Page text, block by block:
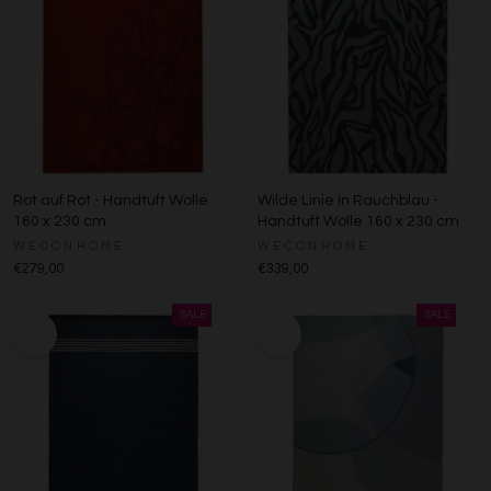
Rot auf Rot - Handtuft Wolle
160 x 230 cm
€279,00
Wilde Linie in Rauchblau -
Handtuft Wolle 160 x 230 cm
€339,00